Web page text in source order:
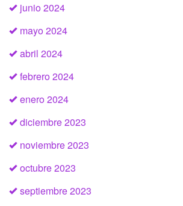
junio 2024
mayo 2024
abril 2024
febrero 2024
enero 2024
diciembre 2023
noviembre 2023
octubre 2023
septiembre 2023